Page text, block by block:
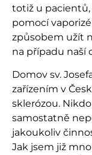
totiž u
pomocí
způsobem užít
na případu naší
Domov sv.
zařízením v
sklerózou.
samostatně
jakoukoliv
Jak jsem již